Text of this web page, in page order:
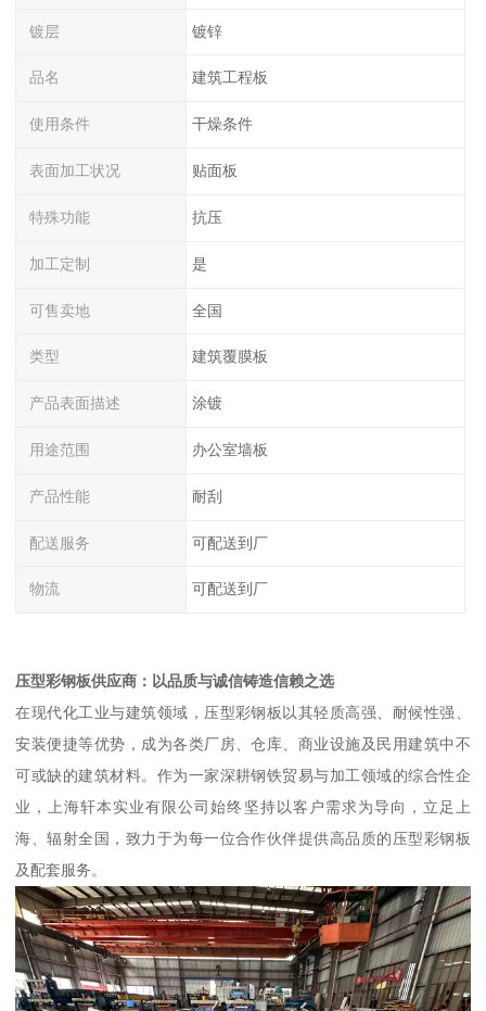
镀层 镀锌
品名 建筑工程板
使用条件 干燥条件
表面加工状况 贴面板
特殊功能 抗压
加工定制 是
可售卖地 全国
类型 建筑覆膜板
产品表面描述 涂镀
用途范围 办公室墙板
产品性能 耐刮
配送服务 可配送到厂
物流 可配送到厂
压型彩钢板供应商：以品质与诚信铸造信赖之选
在现代化工业与建筑领域，压型彩钢板以其轻质高强、耐候性强、
安装便捷等优势，成为各类厂房、仓库、商业设施及民用建筑中不
可或缺的建筑材料。作为一家深耕钢铁贸易与加工领域的综合性企
业，上海轩本实业有限公司始终坚持以客户需求为导向，立足上
海、辐射全国，致力于为每一位合作伙伴提供高品质的压型彩钢板
及配套服务。